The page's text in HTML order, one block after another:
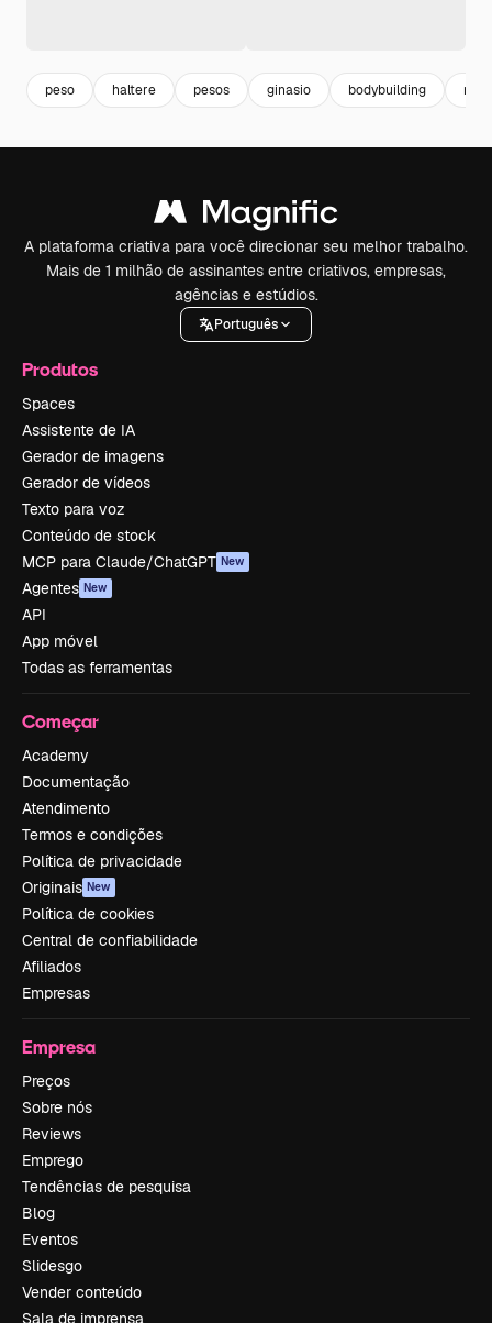
peso haltere pesos ginasio bodybuilding
A plataforma criativa para você direcionar seu melhor trabalho.
Mais de 1 milhão de assinantes entre criativos, empresas,
agências e estúdios.
Português
Produtos
Spaces
Assistente de IA
Gerador de imagens
Gerador de vídeos
Texto para voz
Conteúdo de stock
MCP para Claude/ChatGPT New
Agentes New
API
App móvel
Todas as ferramentas
Começar
Academy
Documentação
Atendimento
Termos e condições
Política de privacidade
Originais New
Política de cookies
Central de confiabilidade
Afiliados
Empresas
Empresa
Preços
Sobre nós
Reviews
Emprego
Tendências de pesquisa
Blog
Eventos
Slidesgo
Vender conteúdo
Sala de imprensa